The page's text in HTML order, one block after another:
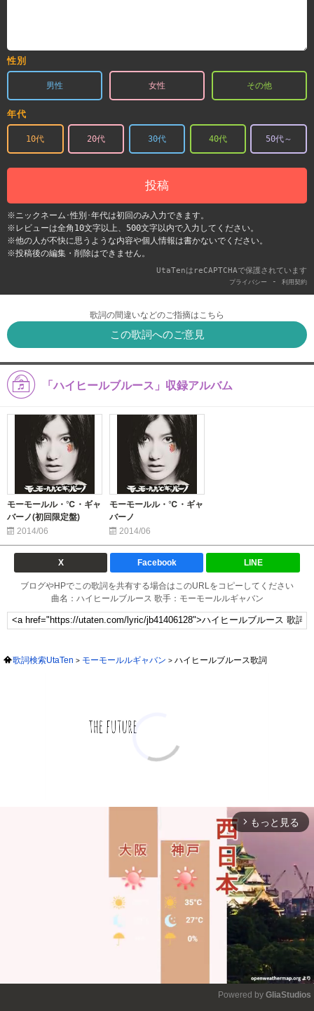
性別
男性 女性 その他
年代
10代 20代 30代 40代 50代～
投稿
※ニックネーム･性別･年代は初回のみ入力できます。
※レビューは全角10文字以上、500文字以内で入力してください。
※他の人が不快に思うような内容や個人情報は書かないでください。
※投稿後の編集・削除はできません。
UtaTenはreCAPTCHAで保護されています
プライバシー - 利用契約
歌詞の間違いなどのご指摘はこちら
この歌詞へのご意見
「ハイヒールブルース」収録アルバム
モーモールル・℃・ギャ
バーノ(初回限定盤)
2014/06
モーモールル・℃・ギャ
バーノ
2014/06
X Facebook LINE
ブログやHPでこの歌詞を共有する場合はこのURLをコピーしてください
曲名：ハイヒールブルース 歌手：モーモールルギャバン
歌詞検索UtaTen モーモールルギャバン ハイヒールブルース歌詞
arrow_forward_ios もっと見る
Powered by GliaStudios